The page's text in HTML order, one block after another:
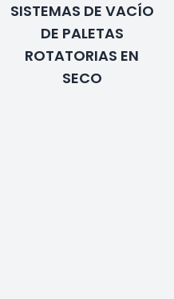
SISTEMAS DE VACÍO
DE PALETAS
ROTATORIAS EN
SECO